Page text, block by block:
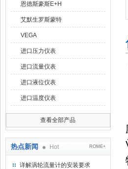
恩德斯豪斯E+H
艾默生罗斯蒙特
VEGA
进口压力仪表
进口流量仪表
进口液位仪表
进口温度仪表
查看全部产品
热点新闻 Hot ROME+
详解涡轮流量计的安装要求